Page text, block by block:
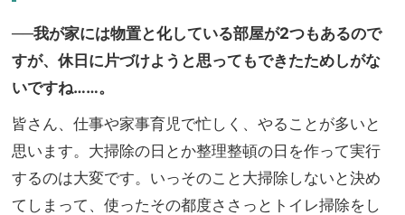
──我が家には物置と化している部屋が2つもあるので
すが、休日に片づけようと思ってもできたためしがな
いですね……。
皆さん、仕事や家事育児で忙しく、やることが多いと
思います。大掃除の日とか整理整頓の日を作って実行
するのは大変です。いっそのこと大掃除しないと決め
てしまって、使ったその都度ささっとトイレ掃除をし